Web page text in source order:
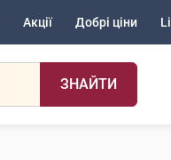
Акції Добрі ціни
ЗНАЙТИ